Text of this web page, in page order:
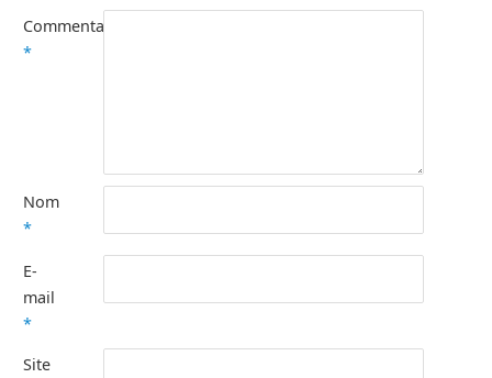
Commentaire
*
Nom
*
E-
mail
*
Site